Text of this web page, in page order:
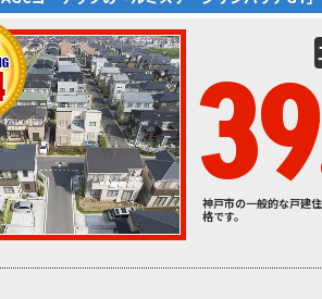
神戸市の一般的な戸建
格です。